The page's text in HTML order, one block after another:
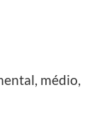
médio,